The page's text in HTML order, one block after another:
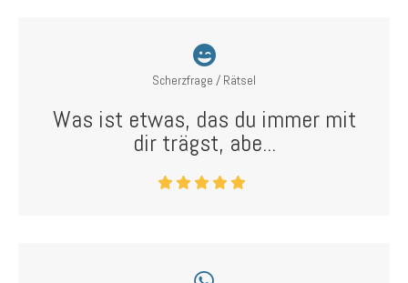
Scherzfrage / Rätsel
Was ist etwas, das du immer mit
dir trägst, abe...